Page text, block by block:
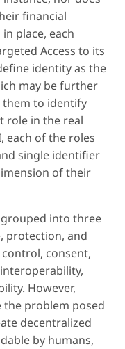
financial
place, each
Access to its
identity as the
may be further
them to identify
role in the real
each of the roles
single identifier
of their
grouped into three
protection, and
consent,
However,
the problem posed
decentralized
by humans,